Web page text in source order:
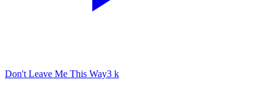
Don't Leave Me This Way3 k